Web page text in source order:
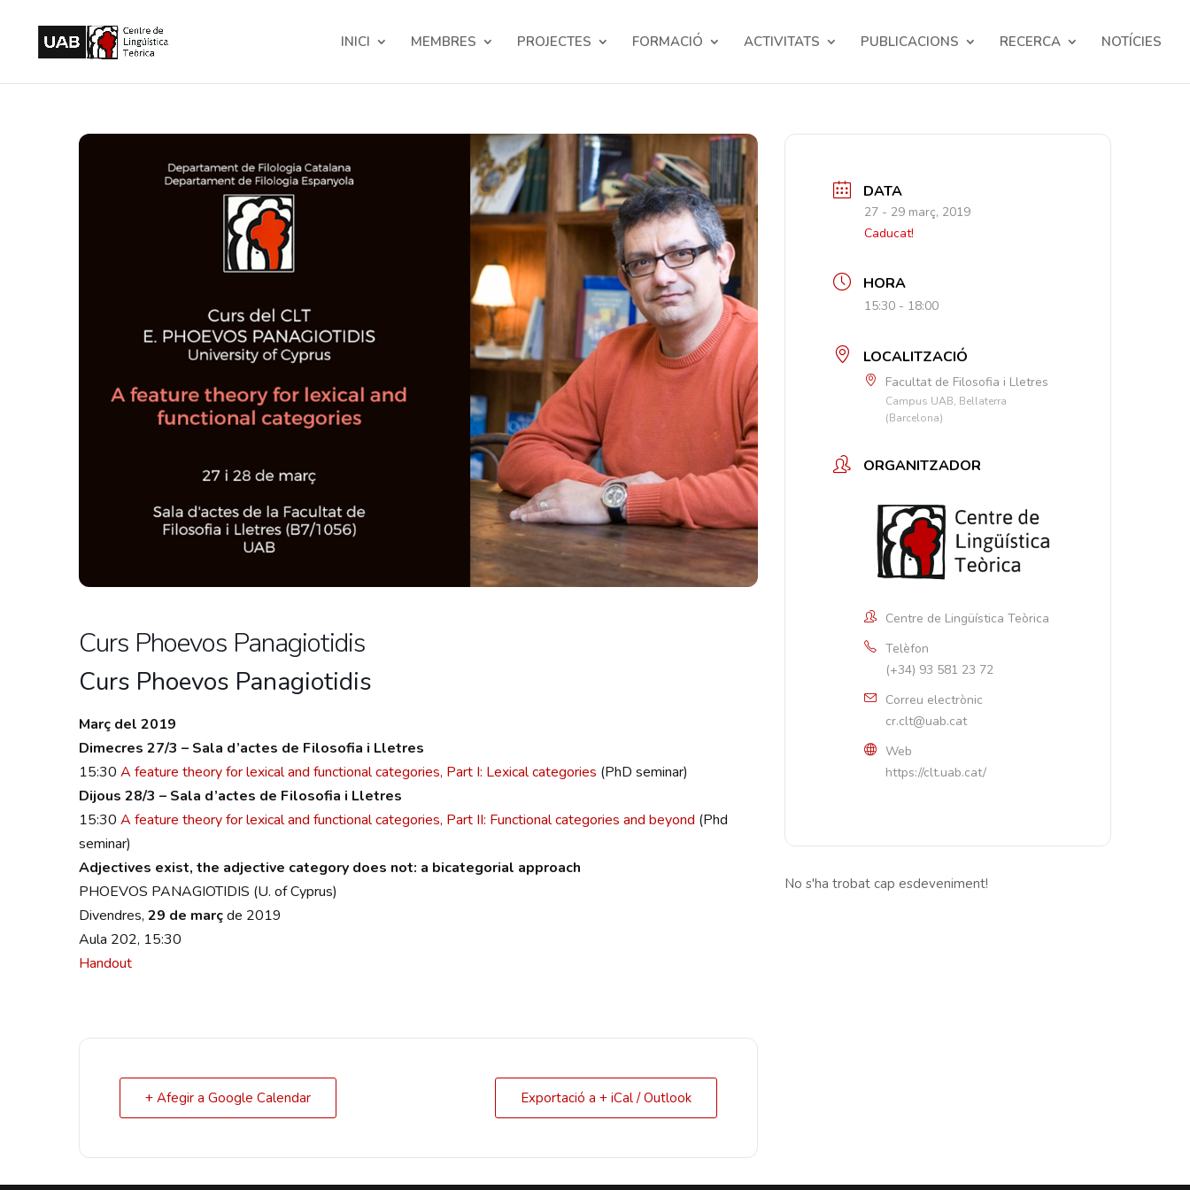
INICI MEMBRES PROJECTES FORMACIÓ ACTIVITATS PUBLICACIONS RECERCA NOTÍCIES
Curs Phoevos Panagiotidis
Curs Phoevos Panagiotidis
Març del 2019
Dimecres 27/3 – Sala d’actes de Filosofia i Lletres
15:30 A feature theory for lexical and functional categories, Part I: Lexical categories (PhD seminar)
Dijous 28/3 – Sala d’actes de Filosofia i Lletres
15:30 A feature theory for lexical and functional categories, Part II: Functional categories and beyond (Phd
seminar)
Adjectives exist, the adjective category does not: a bicategorial approach
PHOEVOS PANAGIOTIDIS (U. of Cyprus)
Divendres, 29 de marçde 2019
Aula 202, 15:30
Handout
+ Afegir a Google Calendar Exportació a + iCal / Outlook
DATA
27 - 29 març, 2019
Caducat!
HORA
15:30 - 18:00
LOCALITZACIÓ
Facultat de Filosofia i Lletres
Campus UAB, Bellaterra
(Barcelona)
ORGANITZADOR
Centre de Lingüística Teòrica
Telèfon
(+34) 93 581 23 72
Correu electrònic
cr.clt@uab.cat
Web
https://clt.uab.cat/
No s'ha trobat cap esdeveniment!